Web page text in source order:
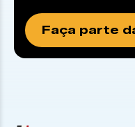
Faça parte